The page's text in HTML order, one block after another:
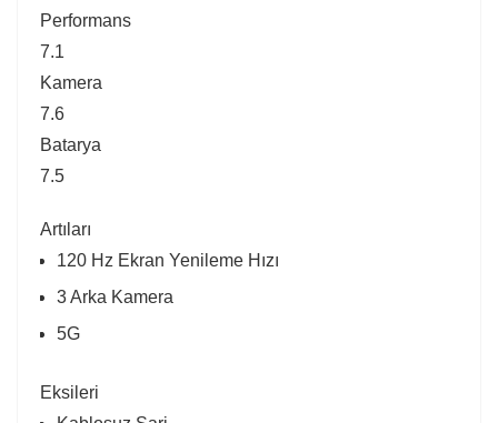
Performans
7.1
Kamera
7.6
Batarya
7.5
Artıları
120 Hz Ekran Yenileme Hızı
3 Arka Kamera
5G
Eksileri